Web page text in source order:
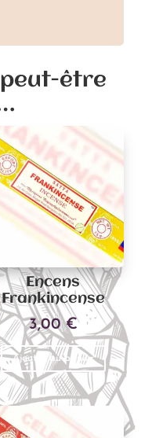
être
Encens
Frankincense
3,00€
Ajouter au panier